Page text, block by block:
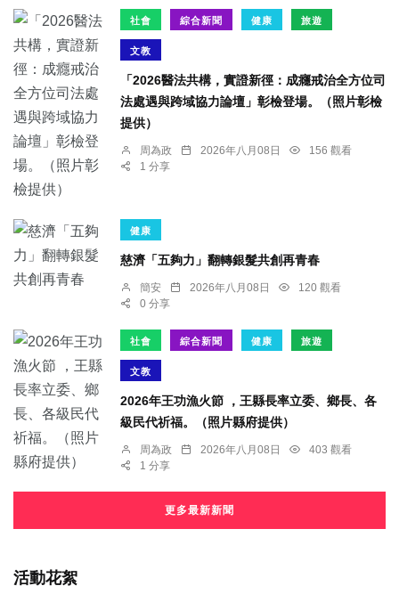
社會 綜合新聞 健康 旅遊
文教
「2026醫法共構，實證新徑：成癮戒治全方位司
法處遇與跨域協力論壇」彰檢登場。（照片彰檢
提供）
周為政 2026年八月08日
156 觀看
1 分享
健康
慈濟「五夠力」翻轉銀髮共創再青春
簡安 2026年八月08日
120 觀看
0 分享
社會 綜合新聞 健康 旅遊
文教
2026年王功漁火節 ，王縣長率立委、鄉長、各
級民代祈福。（照片縣府提供）
周為政 2026年八月08日
403 觀看
1 分享
更多最新新聞
活動花絮